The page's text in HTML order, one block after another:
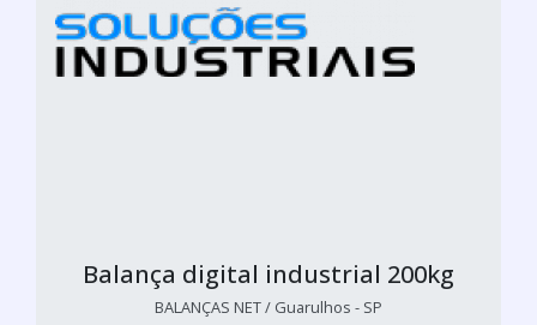
Balança digital industrial 200kg
BALANÇAS NET / Guarulhos - SP